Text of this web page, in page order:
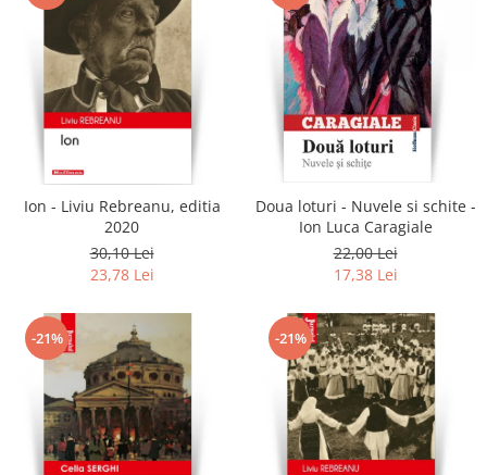
Ion - Liviu Rebreanu, editia
2020
30,10 Lei
23,78 Lei
Doua loturi - Nuvele si schite -
Ion Luca Caragiale
22,00 Lei
17,38 Lei
-21% -21%